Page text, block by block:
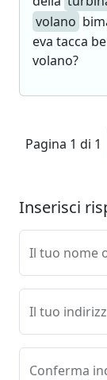
volano
eva tacca
volano?
Pagina 1 di 1
Inserisci
Il tuo nome
Il tuo
Conferma